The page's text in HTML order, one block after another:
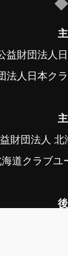
益財団法人
法人日本ク
財団法人 北
道クラブユ